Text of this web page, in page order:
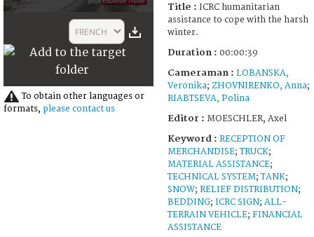
39
FRENCH
To obtain other languages or
formats, please contact us
Title : ICRC humanitarian
assistance to cope with the harsh
winter.
Duration : 00:00:39
Cameraman : LOBANSKA,
Veronika; ZHOVNIRENKO, Anna;
RIABTSEVA, Polina
Editor : MOESCHLER, Axel
Keyword : RECEPTION OF
MERCHANDISE;TRUCK;
MATERIAL ASSISTANCE;
TECHNICAL SYSTEM;TANK;
SNOW; RELIEF DISTRIBUTION;
BEDDING; ICRC SIGN; ALL-
TERRAIN VEHICLE; FINANCIAL
ASSISTANCE